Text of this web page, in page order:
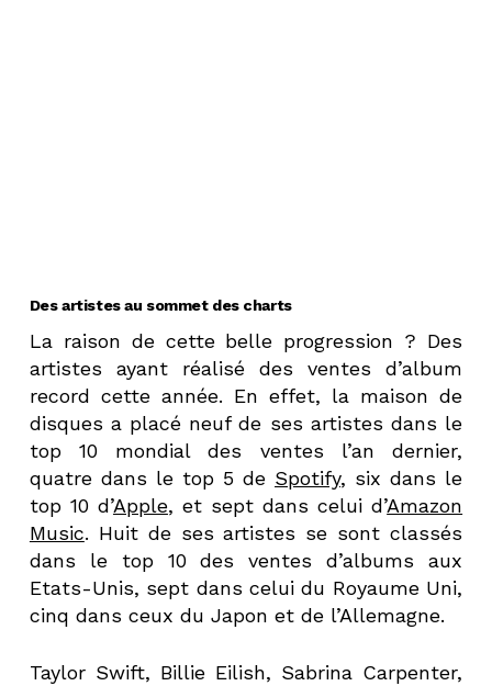
Des artistes au sommet des charts
La raison de cette belle progression ? Des
artistes ayant réalisé des ventes d’album
record cette année. En effet, la maison de
disques a placé neuf de ses artistes dans le
top 10 mondial des ventes l’an dernier,
quatre dans le top 5 de Spotify, six dans le
top 10 d’Apple, et sept dans celui d’Amazon
Music. Huit de ses artistes se sont classés
dans le top 10 des ventes d’albums aux
Etats-Unis, sept dans celui du Royaume Uni,
cinq dans ceux du Japon et de l’Allemagne.
Taylor Swift, Billie Eilish, Sabrina Carpenter,